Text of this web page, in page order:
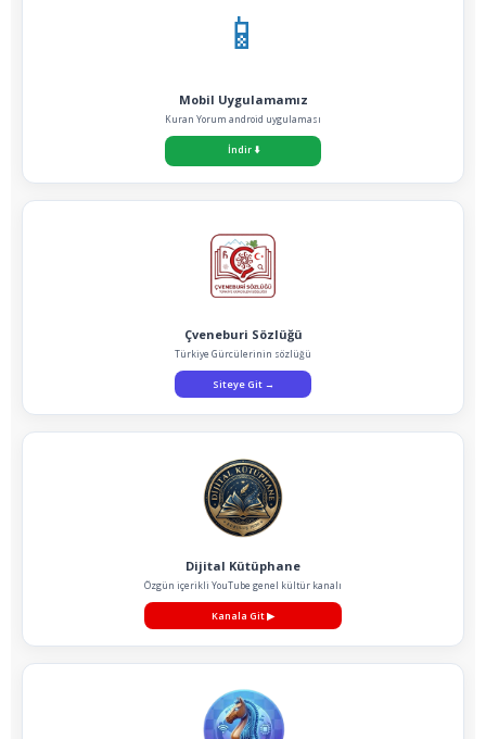
📱
Mobil Uygulamamız
Kuran Yorum android uygulaması
İndir⬇️
Çveneburi Sözlüğü
Türkiye Gürcülerinin sözlüğü
Siteye Git →
Dijital Kütüphane
Özgün içerikli YouTube genel kültür kanalı
Kanala Git▶